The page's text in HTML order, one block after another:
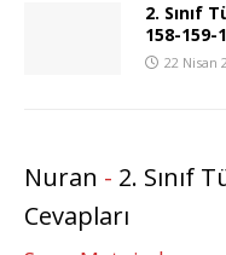
2. Sınıf
158-159-
22 Nisan
Nuran - 2. Sınıf
Cevapları